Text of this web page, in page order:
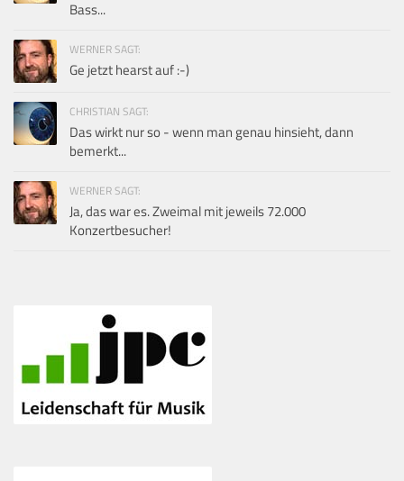
Bass...
WERNER SAGT:
Ge jetzt hearst auf :-)
CHRISTIAN SAGT:
Das wirkt nur so - wenn man genau hinsieht, dann
bemerkt...
WERNER SAGT:
Ja, das war es. Zweimal mit jeweils 72.000
Konzertbesucher!